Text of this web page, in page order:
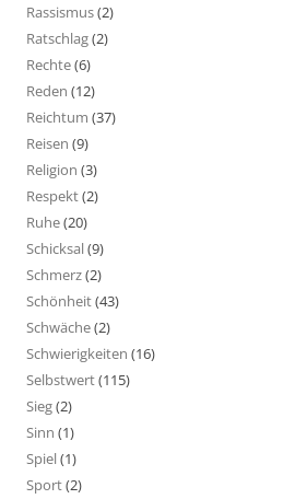
Rassismus(2)
Ratschlag(2)
Rechte(6)
Reden (12)
Reichtum (37)
Reisen (9)
Religion (3)
Respekt(2)
Ruhe(20)
Schicksal(9)
Schmerz(2)
Schönheit(43)
Schwäche(2)
Schwierigkeiten (16)
Selbstwert(115)
Sieg(2)
Sinn (1)
Spiel(1)
Sport(2)